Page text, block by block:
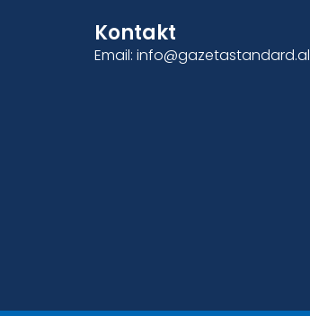
Kontakt
Email: info@gazetastandard.al